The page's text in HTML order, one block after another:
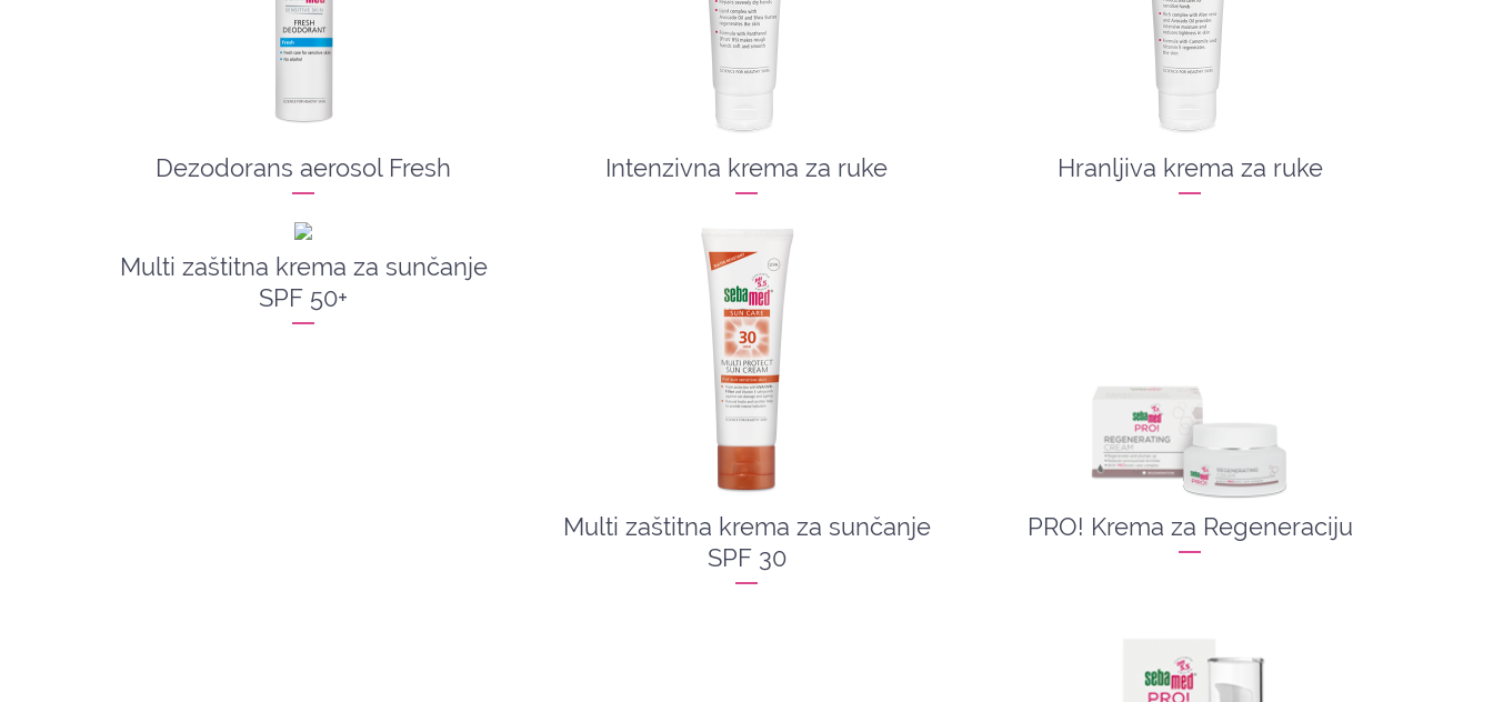
Dezodorans aerosol Fresh Intenzivna krema za ruke Hranljiva krema za ruke
Multi zaštitna krema za sunčanje
SPF 50+
Multi zaštitna krema za sunčanje
SPF 30
PRO! Krema za Regeneraciju